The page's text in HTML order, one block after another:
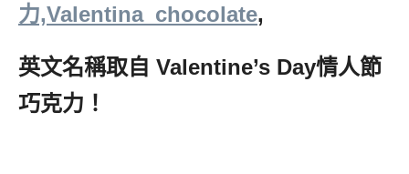
力,Valentina_chocolate,
英文名稱取自 Valentine’s Day情人節
巧克力！